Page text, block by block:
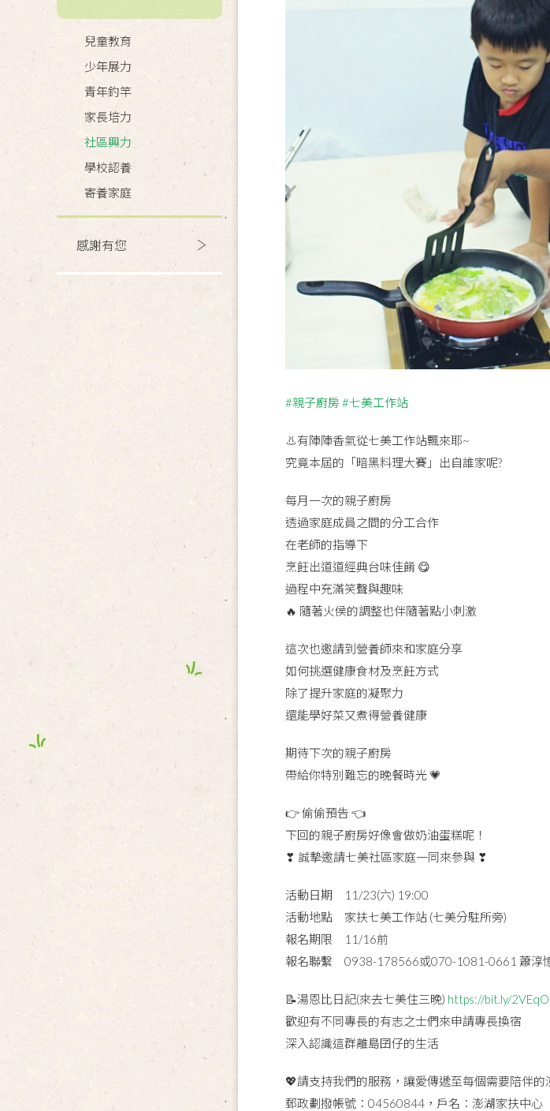
兒童教育
少年展力
青年釣竿
家長培力
社區興力
學校認養
寄養家庭
感謝有您
#親子廚房#七美工作站
👃有陣陣香氣從七美工作站飄來耶~
究竟本屆的「暗黑料理大賽」出自誰家呢?
每月一次的親子廚房
透過家庭成員之間的分工合作
在老師的指導下
烹飪出道道經典台味佳餚 😋
過程中充滿笑聲與趣味
🔥 隨著火侯的調整也伴隨著點小刺激
這次也邀請到營養師來和家庭分享
如何挑選健康食材及烹飪方式
除了提升家庭的凝聚力
還能學好菜又煮得營養健康
期待下次的親子廚房
帶給你特別難忘的晚餐時光 💗
👉 偷偷預告 👈
下回的親子廚房好像會做奶油蛋糕呢！
❣ 誠摯邀請七美社區家庭一同來參與 ❣
活動日期 11/23(六) 19:00
活動地點 家扶七美工作站 (七美分駐所旁)
報名期限 11/16前
報名聯繫 0938-178566或070-1081-0661 蕭淳
📝湯恩比日記(來去七美住三晚) https://bit.ly/
歡迎有不同專長的有志之士們來申請專長換宿
深入認識這群離島囝仔的生活
💖請支持我們的服務，讓愛傳遞至每個需要陪伴的
郵政劃撥帳號：04560844，戶名：澎湖家扶中心